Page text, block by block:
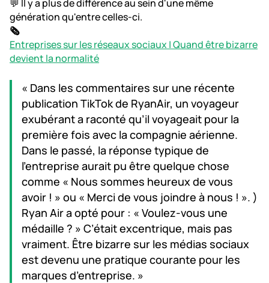
💬 Il y a plus de différence au sein d'une même
génération qu'entre celles-ci.
🗞️
Entreprises sur les réseaux sociaux | Quand être bizarre
devient la normalité
« Dans les commentaires sur une récente
publication TikTok de RyanAir, un voyageur
exubérant a raconté qu’il voyageait pour la
première fois avec la compagnie aérienne.
Dans le passé, la réponse typique de
l’entreprise aurait pu être quelque chose
comme « Nous sommes heureux de vous
avoir ! » ou « Merci de vous joindre à nous ! ». )
Ryan Air a opté pour : « Voulez-vous une
médaille ? » C’était excentrique, mais pas
vraiment. Être bizarre sur les médias sociaux
est devenu une pratique courante pour les
marques d’entreprise. »